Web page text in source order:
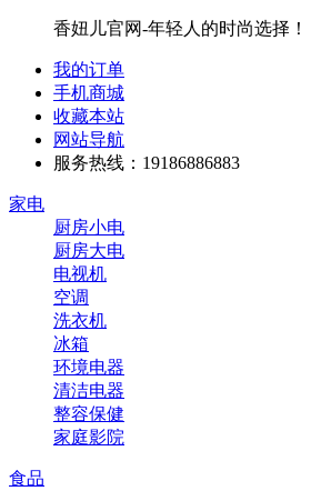
香妞儿官网-年轻人的时尚选择！
我的订单
手机商城
收藏本站
网站导航
服务热线：19186886883
家电
厨房小电
厨房大电
电视机
空调
洗衣机
冰箱
环境电器
清洁电器
整容保健
家庭影院
食品